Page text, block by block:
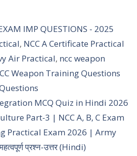
IMP QUESTIONS - 2025
, NCC A Certificate Practical
Air Practical, ncc weapon
Weapon Training Questions
MCQ Quiz in Hindi 2026
Part-3 | NCC A, B, C Exam
Practical Exam 2026 | Army
प्रश्न-उत्तर (Hindi)